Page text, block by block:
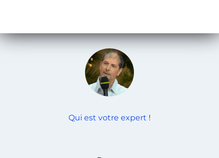
Qui est votre expert !